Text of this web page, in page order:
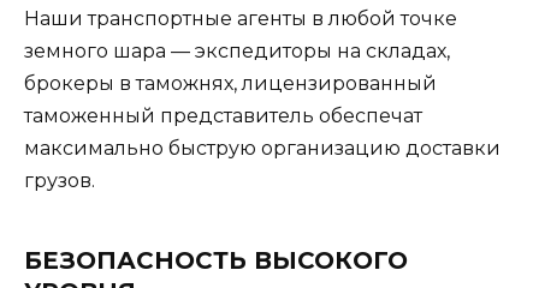
Наши транспортные агенты в любой точке
земного шара — экспедиторы на складах,
брокеры в таможнях, лицензированный
таможенный представитель обеспечат
максимально быструю организацию доставки
грузов.
БЕЗОПАСНОСТЬ ВЫСОКОГО